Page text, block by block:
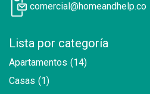
comercial@homeandhelp.co
Lista por categoría
Apartamentos (14)
Casas (1)